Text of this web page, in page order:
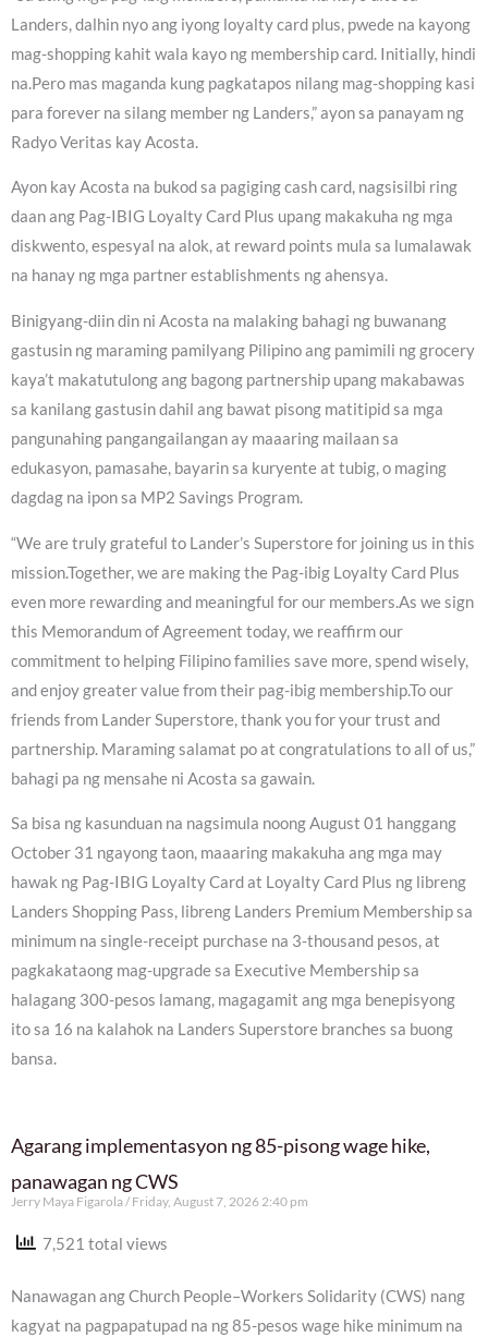
Landers, dalhin nyo ang iyong loyalty card plus, pwede na kayong
mag-shopping kahit wala kayo ng membership card. Initially, hindi
na.Pero mas maganda kung pagkatapos nilang mag-shopping kasi
para forever na silang member ng Landers,” ayon sa panayam ng
Radyo Veritas kay Acosta.
Ayon kay Acosta na bukod sa pagiging cash card, nagsisilbi ring
daan ang Pag-IBIG Loyalty Card Plus upang makakuha ng mga
diskwento, espesyal na alok, at reward points mula sa lumalawak
na hanay ng mga partner establishments ng ahensya.
Binigyang-diin din ni Acosta na malaking bahagi ng buwanang
gastusin ng maraming pamilyang Pilipino ang pamimili ng grocery
kaya’t makatutulong ang bagong partnership upang makabawas
sa kanilang gastusin dahil ang bawat pisong matitipid sa mga
pangunahing pangangailangan ay maaaring mailaan sa
edukasyon, pamasahe, bayarin sa kuryente at tubig, o maging
dagdag na ipon sa MP2 Savings Program.
“We are truly grateful to Lander’s Superstore for joining us in this
mission.Together, we are making the Pag-ibig Loyalty Card Plus
even more rewarding and meaningful for our members.As we sign
this Memorandum of Agreement today, we reaffirm our
commitment to helping Filipino families save more, spend wisely,
and enjoy greater value from their pag-ibig membership.To our
friends from Lander Superstore, thank you for your trust and
partnership. Maraming salamat po at congratulations to all of us,”
bahagi pa ng mensahe ni Acosta sa gawain.
Sa bisa ng kasunduan na nagsimula noong August 01 hanggang
October 31 ngayong taon, maaaring makakuha ang mga may
hawak ng Pag-IBIG Loyalty Card at Loyalty Card Plus ng libreng
Landers Shopping Pass, libreng Landers Premium Membership sa
minimum na single-receipt purchase na 3-thousand pesos, at
pagkakataong mag-upgrade sa Executive Membership sa
halagang 300-pesos lamang, magagamit ang mga benepisyong
ito sa 16 na kalahok na Landers Superstore branches sa buong
bansa.
Agarang implementasyon ng 85-pisong wage hike,
panawagan ng CWS
Jerry Maya Figarola Friday, August 7, 2026 2:40 pm
7,521 total views
Nanawagan ang Church People–Workers Solidarity (CWS) nang
kagyat na pagpapatupad na ng 85-pesos wage hike minimum na